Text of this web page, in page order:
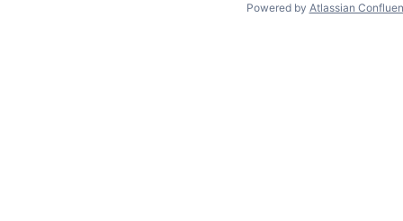
Powered by Atlassian